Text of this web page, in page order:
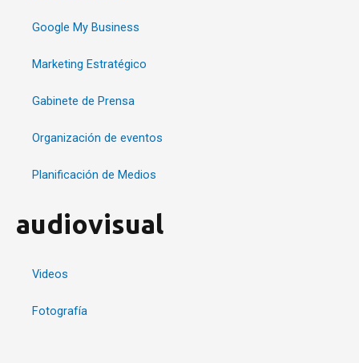
Google My Business
Marketing Estratégico
Gabinete de Prensa
Organización de eventos
Planificación de Medios
audiovisual
Videos
Fotografía